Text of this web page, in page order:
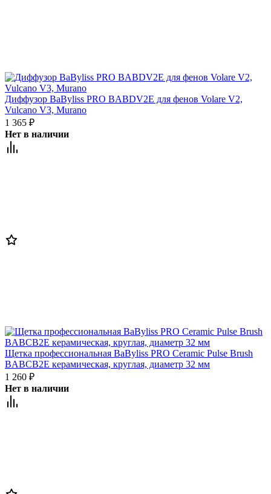
Диффузор BaByliss PRO BABDV2E для фенов Volare V2,
Vulcano V3, Murano
1 365 ₽
Нет в наличии
Щетка профессиональная BaByliss PRO Ceramic Pulse Brush
BABCB2E керамическая, круглая, диаметр 32 мм
1 260 ₽
Нет в наличии